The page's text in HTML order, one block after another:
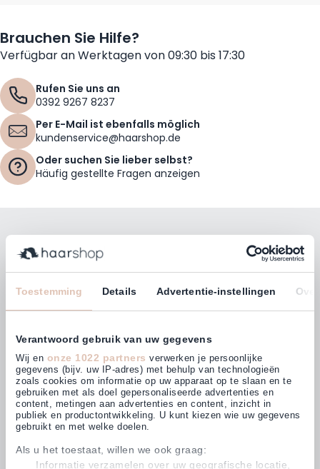
Toestemming Details Advertentie-instellingen Over
Verantwoord gebruik van uw gegevens
Wij en onze 1022 partners verwerken je persoonlijke
gegevens (bijv. uw IP-adres) met behulp van technologieën
zoals cookies om informatie op uw apparaat op te slaan en te
gebruiken met als doel gepersonaliseerde advertenties en
content, metingen aan advertenties en content, inzicht in
publiek en productontwikkeling. U kunt kiezen wie uw gegevens
gebruikt en met welke doelen.
Als u het toestaat, willen we ook graag:
Informatie verzamelen over uw geografische locatie,
Brauchen Sie Hilfe?
Verfügbar an Werktagen von 09:30 bis 17:30
Rufen Sie uns an
0392 9267 8237
Per E-Mail ist ebenfalls möglich
kundenservice@haarshop.de
Oder suchen Sie lieber selbst?
Häufig gestellte Fragen anzeigen
Bleiben Sie mit unserem Newsletter auf dem
Laufenden!
E-Mailadresse
Abonnieren
Kunden bewerten uns mit
4,64 (876)